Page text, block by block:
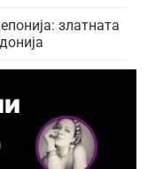
златната